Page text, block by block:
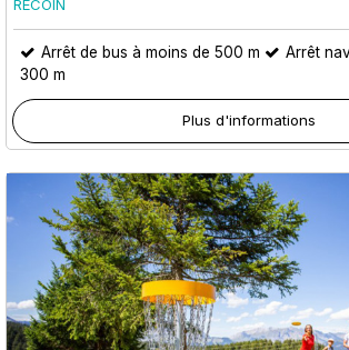
RECOIN
Arrêt de bus à moins de 500 m
Arrêt
300 m
Plus d'informations